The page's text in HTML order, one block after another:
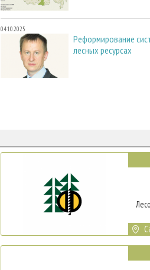
04.10.2025
Реформирование
лесных ресурсах